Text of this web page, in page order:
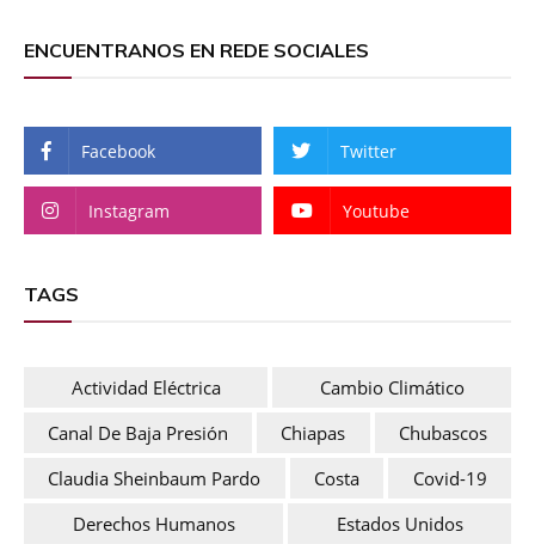
ENCUENTRANOS EN REDE SOCIALES
Facebook Twitter
Instagram Youtube
TAGS
Actividad Eléctrica
Cambio Climático
Canal De Baja Presión
Chiapas
Chubascos
Claudia Sheinbaum Pardo
Costa
Covid-19
Derechos Humanos
Estados Unidos